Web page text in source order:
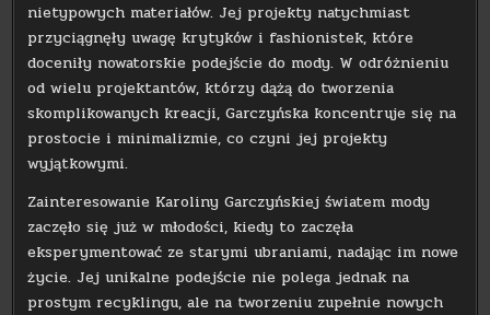
nietypowych materiałów. Jej projekty natychmiast
przyciągnęły uwagę krytyków i fashionistek, które
doceniły nowatorskie podejście do mody. W odróżnieniu
od wielu projektantów, którzy dążą do tworzenia
skomplikowanych kreacji, Garczyńska koncentruje się na
prostocie i minimalizmie, co czyni jej projekty
wyjątkowymi.
Zainteresowanie Karoliny Garczyńskiej światem mody
zaczęło się już w młodości, kiedy to zaczęła
eksperymentować ze starymi ubraniami, nadając im nowe
życie. Jej unikalne podejście nie polega jednak na
prostym recyklingu, ale na tworzeniu zupełnie nowych